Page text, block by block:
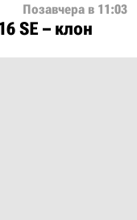
Позавчера в 11:03
SE – клон